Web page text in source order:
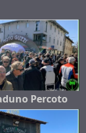
Percoto